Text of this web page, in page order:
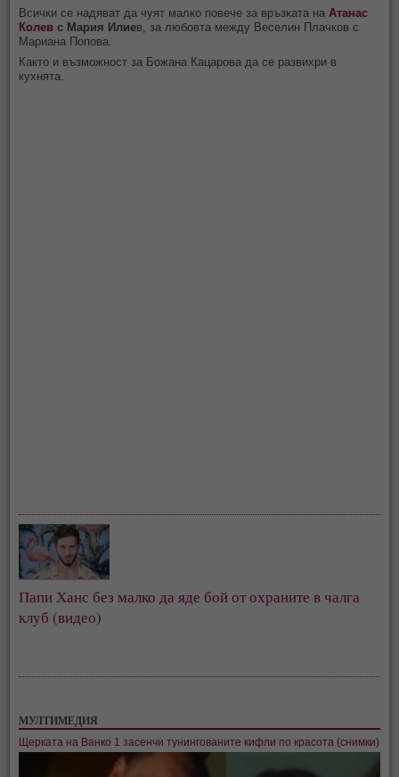
Всички се надяват да чуят малко повече за връзката наАтанас
Колев с Мария Илиев, за любовта между Веселин Плачков с
Мариана Попова.
Както и възможност за Божана Кацарова да се развихри в
кухнята.
Папи Ханс без малко да яде бой от охраните в чалга
клуб (видео)
МУЛТИМЕДИЯ
Щерката на Ванко 1 засенчи тунингованите кифли по красота (снимки)